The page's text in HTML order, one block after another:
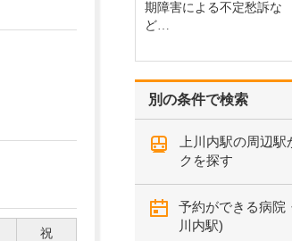
祝
別の条件で検索
上川内駅の周辺
クを探す
予約ができる病院
川内駅)
期障害による不定愁訴な
ど…